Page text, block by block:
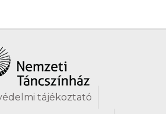
tájékoztató